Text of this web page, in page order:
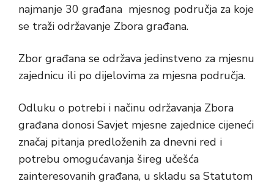
najmanje 30 građana mjesnog područja za koje
se traži održavanje Zbora građana.
Zbor građana se održava jedinstveno za mjesnu
zajednicu ili po dijelovima za mjesna područja.
Odluku o potrebi i načinu održavanja Zbora
građana donosi Savjet mjesne zajednice cijeneći
značaj pitanja predloženih za dnevni red i
potrebu omogućavanja šireg učešća
zainteresovanih građana, u skladu sa Statutom